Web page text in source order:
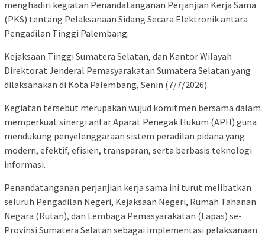
menghadiri kegiatan Penandatanganan Perjanjian Kerja Sama
(PKS) tentang Pelaksanaan Sidang Secara Elektronik antara
Pengadilan Tinggi Palembang.
Kejaksaan Tinggi Sumatera Selatan, dan Kantor Wilayah
Direktorat Jenderal Pemasyarakatan Sumatera Selatan yang
dilaksanakan di Kota Palembang, Senin (7/7/2026).
Kegiatan tersebut merupakan wujud komitmen bersama dalam
memperkuat sinergi antar Aparat Penegak Hukum (APH) guna
mendukung penyelenggaraan sistem peradilan pidana yang
modern, efektif, efisien, transparan, serta berbasis teknologi
informasi.
Penandatanganan perjanjian kerja sama ini turut melibatkan
seluruh Pengadilan Negeri, Kejaksaan Negeri, Rumah Tahanan
Negara (Rutan), dan Lembaga Pemasyarakatan (Lapas) se-
Provinsi Sumatera Selatan sebagai implementasi pelaksanaan